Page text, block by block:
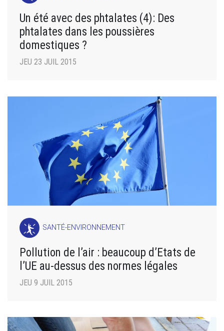
Un été avec des phtalates (4): Des
phtalates dans les poussières
domestiques ?
JEU 23 JUIL 2015
SANTÉ-ENVIRONNEMENT
Pollution de l’air : beaucoup d’Etats de
l’UE au-dessus des normes légales
JEU 9 JUIL 2015